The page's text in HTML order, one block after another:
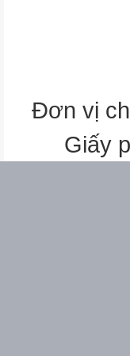
Đơn vị
Giấy